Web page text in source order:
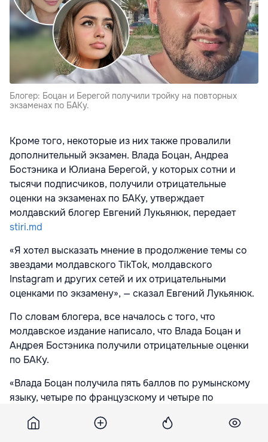
Блогер: Боцан и Берегой получили тройку на повторных
экзаменах по БАКу.
Кроме того, некоторые из них также провалили
дополнительный экзамен. Влада Боцан, Андреа
Бостэника и Юлиана Берегой, у которых сотни и
тысячи подписчиков, получили отрицательные
оценки на экзаменах по БАКу, утверждает
молдавский блогер Евгений Лукьянюк, передает
stiri.md
«Я хотел высказать мнение в продолжение темы со
звездами молдавского TikTok, молдавского
Instagram и других сетей и их отрицательными
оценками по экзамену», — сказал Евгений Лукьянюк.
По словам блогера, все началось с того, что
молдавское издание написало, что Влада Боцан и
Андрея Бостэника получили отрицательные оценки
по БАКу.
«Влада Боцан получила пять баллов по румынскому
языку, четыре по французскому и четыре по
Бостэники четверка, после апелляции - пятерка, по